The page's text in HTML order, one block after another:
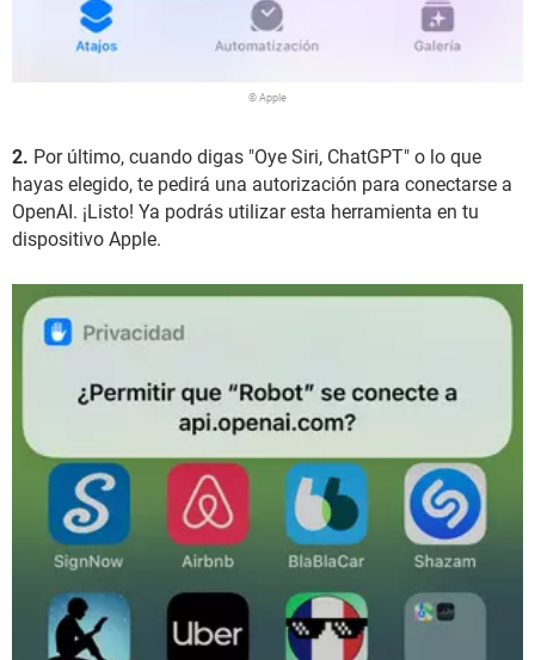
© Apple
2. Por último, cuando digas "Oye Siri, ChatGPT" o lo que
hayas elegido, te pedirá una autorización para conectarse a
OpenAI. ¡Listo! Ya podrás utilizar esta herramienta en tu
dispositivo Apple.